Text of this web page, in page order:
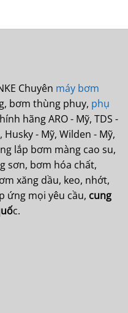
Chuyên máy bơm
bơm thùng phuy, phụ
hãng ARO - Mỹ, TDS -
- Mỹ, Wilden - Mỹ,
lắp bơm màng cao su,
sơn, bơm hóa chất,
xăng dầu, keo, nhớt,
ứng mọi yêu cầu, cung
c.